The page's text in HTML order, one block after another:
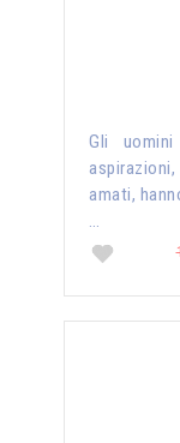
Gli
amati,
…